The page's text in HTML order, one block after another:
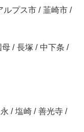
ルプス市 / 韮崎市 /
母 / 長塚 / 中下条 /
/ 塩崎 / 善光寺 /